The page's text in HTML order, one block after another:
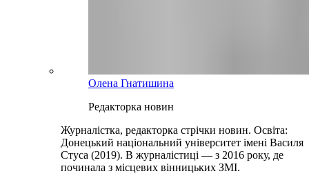
Олена Гнатишина
Редакторка новин
Журналістка, редакторка стрічки новин. Освіта:
Донецький національний університет імені Василя
Стуса (2019). В журналістиці — з 2016 року, де
починала з місцевих вінницьких ЗМІ.